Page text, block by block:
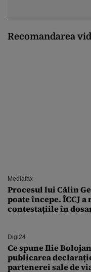
Recomandarea
Mediafax
Procesul lui Călin
poate începe. ÎCCJ a
contestațiile în
Digi24
Ce spune Ilie
publicarea
partenerei sale de